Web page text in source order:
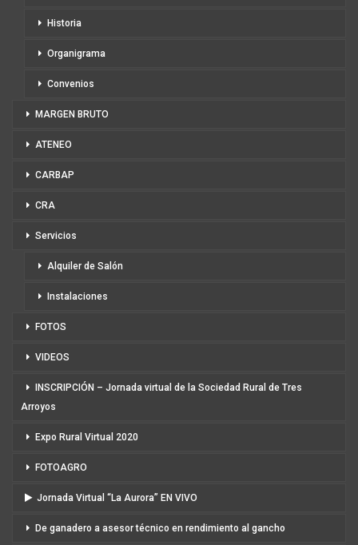
Historia
Organigrama
Convenios
MARGEN BRUTO
ATENEO
CARBAP
CRA
Servicios
Alquiler de Salón
Instalaciones
FOTOS
VIDEOS
INSCRIPCIÓN – Jornada virtual de la Sociedad Rural de Tres
Arroyos
Expo Rural Virtual 2020
FOTOAGRO
Jornada Virtual “La Aurora” EN VIVO
De ganadero a asesor técnico en rendimiento al gancho